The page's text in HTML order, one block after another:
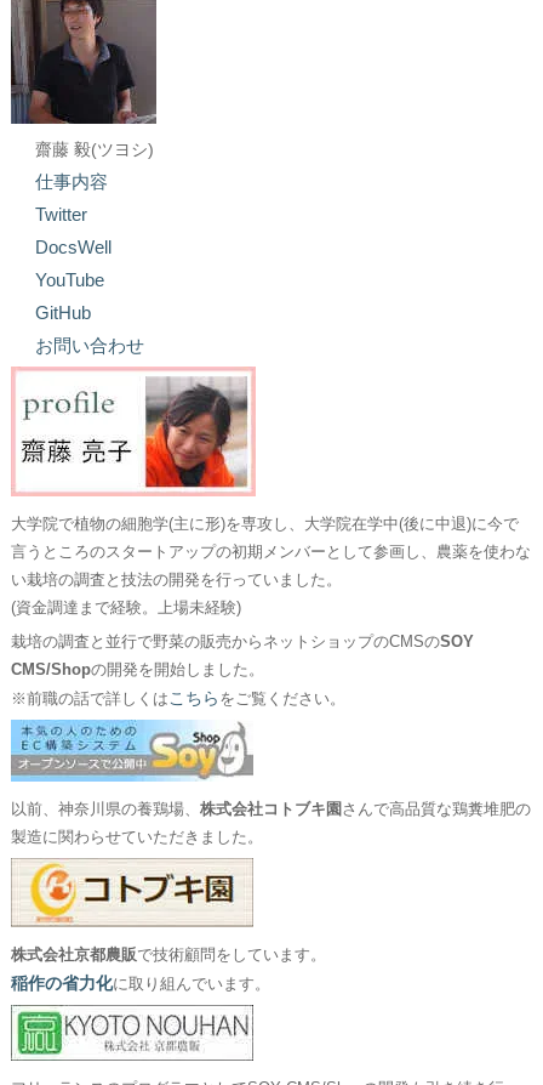
齋藤 毅(ツヨシ)
仕事内容
Twitter
DocsWell
YouTube
GitHub
お問い合わせ
大学院で植物の細胞学(主に形)を専攻し、大学院在学中(後に中退)に今で
言うところのスタートアップの初期メンバーとして参画し、農薬を使わな
い栽培の調査と技法の開発を行っていました。
(資金調達まで経験。上場未経験)
栽培の調査と並行で野菜の販売からネットショップのCMSのSOY
CMS/Shopの開発を開始しました。
※前職の話で詳しくは こちら をご覧ください。
以前、神奈川県の養鶏場、 株式会社コトブキ園 さんで高品質な鶏糞堆肥の
製造に関わらせていただきました。
株式会社京都農販で技術顧問をしています。
稲作の省力化に取り組んでいます。